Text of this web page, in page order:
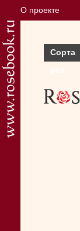
О проекте
Сорта